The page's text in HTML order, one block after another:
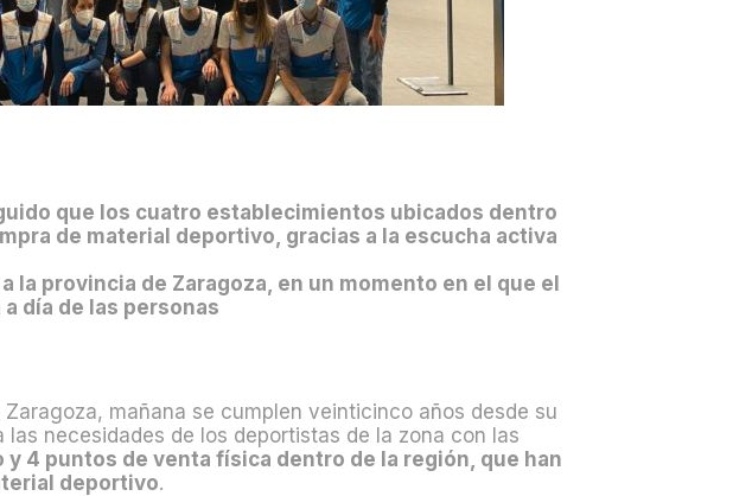
que los cuatro establecimientos ubicados dentro
de material deportivo, gracias a la escucha activa
provincia de Zaragoza, en un momento en el que el
día de las personas
mañana se cumplen veinticinco años desde su
necesidades de los deportistas de la zona con las
4 puntos de venta física dentro de la región, que han
deportivo.